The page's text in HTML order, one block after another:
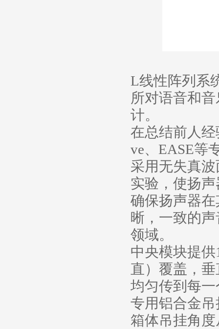
L线性阵列系
所对语音和
计。
在总结前人
ve、EASE等
采用无失真
实验，使扬
确保扬声器
晰，一致的
领域。
中央模块提
直）覆盖，
均匀传到每
专用铝合金
箱体吊挂角